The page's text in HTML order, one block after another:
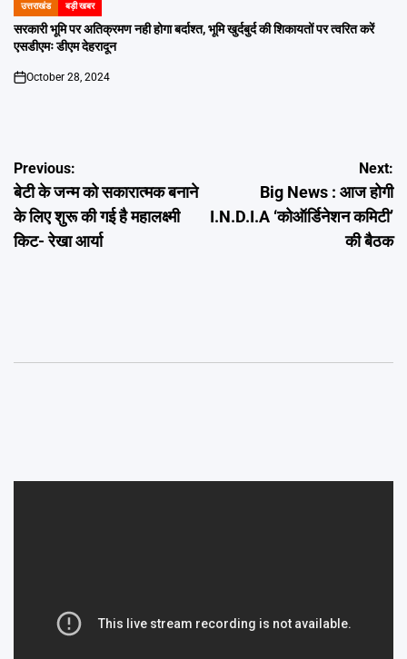
POSTED
IN
उत्तराखंड बड़ी खबर
सरकारी भूमि पर अतिक्रमण नही होगा बर्दाश्त, भूमि खुर्दबुर्द की शिकायतों पर त्वरित करें
एसडीएमः डीएम देहरादून
on
October 28, 2024
Post
navigation
Previous:
बेटी के जन्म को सकारात्मक बनाने
के लिए शुरू की गई है महालक्ष्मी
किट- रेखा आर्या
Next:
Big News : आज होगी
I.N.D.I.A ‘कोऑर्डिनेशन कमिटी’
की बैठक